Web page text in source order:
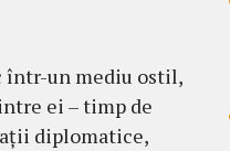
într-un mediu ostil,
ei – timp de
diplomatice,